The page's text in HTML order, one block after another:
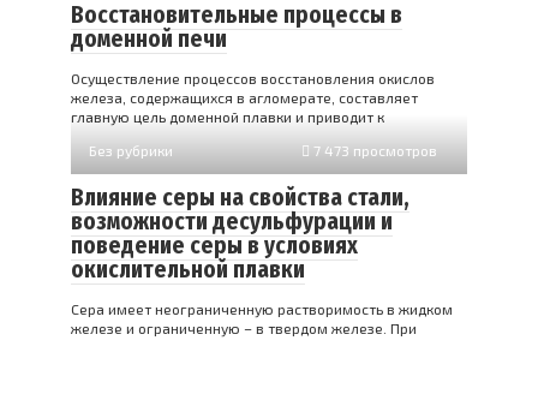
Восстановительные процессы в
доменной печи
Осуществление процессов восстановления окислов
железа, содержащихся в агломерате, составляет
главную цель доменной плавки и приводит к
Без рубрики
7 473 просмотров
Влияние серы на свойства стали,
возможности десульфурации и
поведение серы в условиях
окислительной плавки
Сера имеет неограниченную растворимость в жидком
железе и ог­раниченную – в твердом железе. При